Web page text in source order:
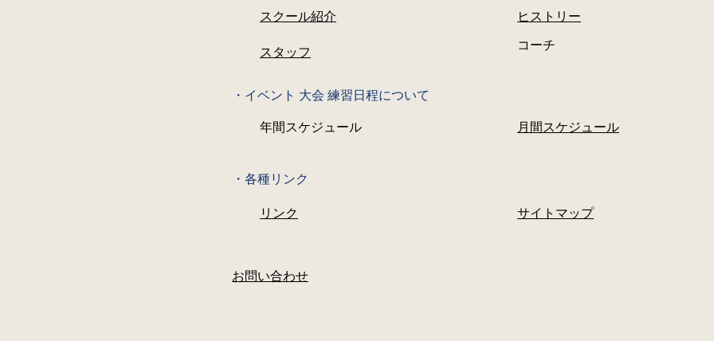
スクール紹介
スタッフ
ヒストリー
コーチ
・イベント 大会 練習日程について
年間スケジュール 月間スケジュール
・各種リンク
リンク サイトマップ
お問い合わせ